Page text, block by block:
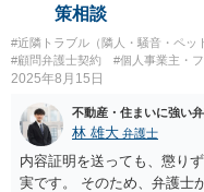
できない」と真に言えるの
を請け負うことになったの
い」という意味が、単に「
ということであれば、それ
そのような開発は理論的に
う契約等）であれば、契約
れの場合であっても、結局
いた部分は開発完了してい
策相談
#近隣トラブル（隣人・騒音・ペッ
#顧問弁護士契約
#個人事業主・
2025年8月15日
不動産・住まいに強い
林 雄大 弁護士
内容証明を送っても、懲り
実です。 そのため、弁護士